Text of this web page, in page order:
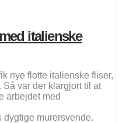
italienske
nye flotte italienske fliser,
var der klargjort til at
arbejdet med
murersvende.